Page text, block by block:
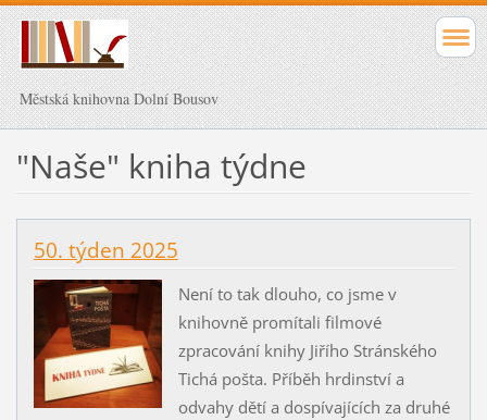
Městská knihovna Dolní Bousov
"Naše" kniha týdne
50. týden 2025
Není to tak dlouho, co jsme v
knihovně promítali filmové
zpracování knihy Jiřího Stránského
Tichá pošta. Příběh hrdinství a
odvahy dětí a dospívajících za druhé